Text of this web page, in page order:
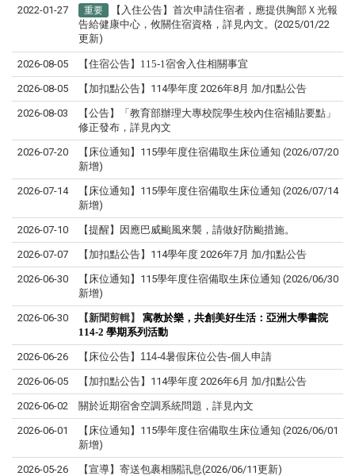
2022-01-27 重要
【入住公告】首次申請住宿者，應提供胸部Ｘ光報
告給健康中心，攸關住宿資格，詳見內文。(2025/01/22
更新)
2026-08-05 【住宿公告】 115-1 宿舍入住相關事宜
2026-08-05 【加扣點公告】114學年度 2026年8月 加/扣點公告
2026-08-03
【公告】「教育部辦理大專校院學生校內住宿補貼要點」
修正發布，詳見內文
2026-07-20
【床位通知】115學年度住宿備取生床位通知 (2026/07/20
新增)
2026-07-14
【床位通知】115學年度住宿備取生床位通知 (2026/07/14
新增)
2026-07-10 【提醒】因應巴威颱風來襲，請做好防颱措施。
2026-07-07 【加扣點公告】114學年度 2026年7月 加/扣點公告
2026-06-30
【床位通知】115學年度住宿備取生床位通知 (2026/06/30
新增)
2026-06-30 【新聞剪輯】 寓教於樂，共創美好生活：亞洲大學書院
114-2 學期系列活動
2026-06-26 【床位公告】 114-4暑假床位公告-個人申請
2026-06-05 【加扣點公告】114學年度 2026年6月 加/扣點公告
2026-06-02 關於近期宿舍空調系統問題，詳見內文
2026-06-01
【床位通知】115學年度住宿備取生床位通知 (2026/06/01
新增)
2026-05-26 【宣導】寄送包裹相關訊息(2026/06/11更新)